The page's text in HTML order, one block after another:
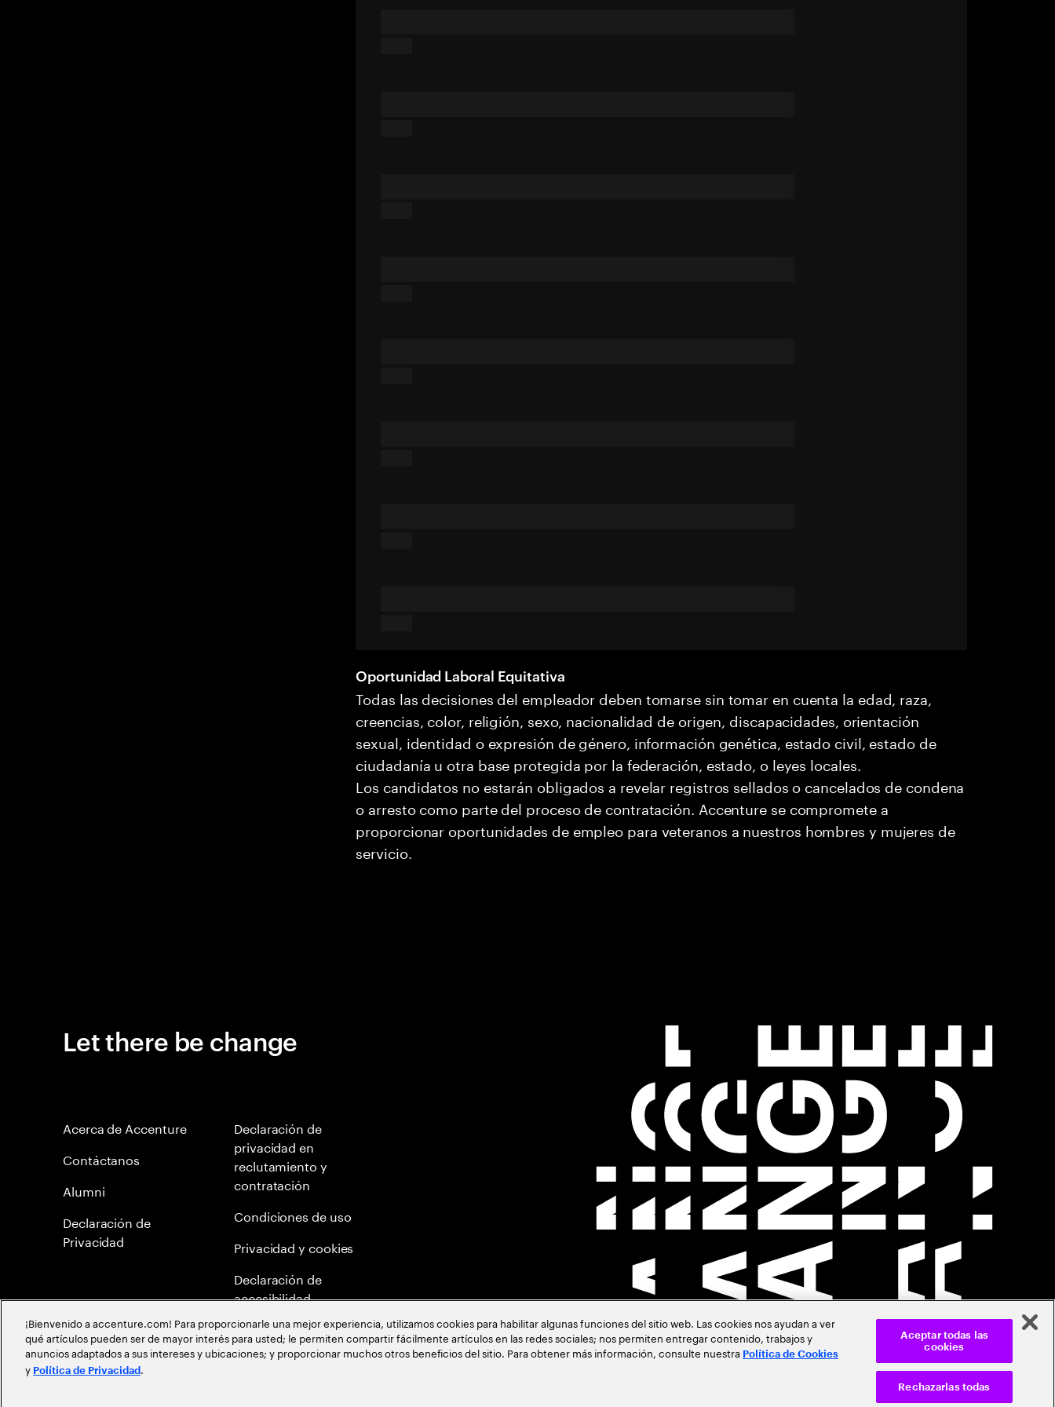
Oportunidad Laboral Equitativa
Todas las decisiones del empleador deben tomarse sin tomar en cuenta la edad, raza,
creencias, color, religión, sexo, nacionalidad de origen, discapacidades, orientación
sexual, identidad o expresión de género, información genética, estado civil, estado de
ciudadanía u otra base protegida por la federación, estado, o leyes locales.
Los candidatos no estarán obligados a revelar registros sellados o cancelados de condena
o arresto como parte del proceso de contratación. Accenture se compromete a
proporcionar oportunidades de empleo para veteranos a nuestros hombres y mujeres de
servicio.
Let there be change
Acerca de Accenture
Contáctanos
Alumni
Declaración de
Privacidad
Declaración de
privacidad en
reclutamiento y
contratación
Condiciones de uso
Privacidad y cookies
Declaración de
accesibilidad
Mapa del Sitio
Meritocracia Global
¡Bienvenido a accenture.com! Para proporcionarle una mejor experiencia, utilizamos cookies para habilitar algunas funciones del sitio web. Las cookies nos ayudan a ver
qué artículos pueden ser de mayor interés para usted; le permiten compartir fácilmente artículos en las redes sociales; nos permiten entregar contenido, trabajos y
anuncios adaptados a sus intereses y ubicaciones; y proporcionar muchos otros beneficios del sitio. Para obtener más información, consulte nuestra Política de Cookies
y Política de Privacidad .
Rechazarlas todas
Aceptar todas las
cookies